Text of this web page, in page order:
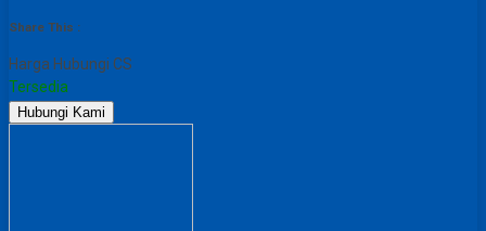
Share This :
Harga Hubungi CS
Tersedia
Hubungi Kami